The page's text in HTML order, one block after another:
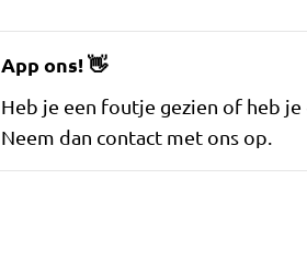
App ons!👋
Heb je een foutje gezien of heb
Neem dan contact met ons op.